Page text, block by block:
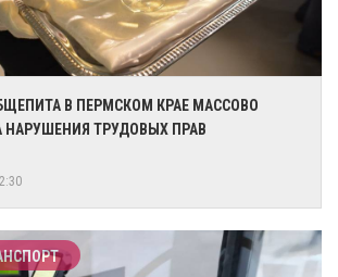
В ПЕРМСКОМ КРАЕ МАССОВО
ТРУДОВЫХ ПРАВ